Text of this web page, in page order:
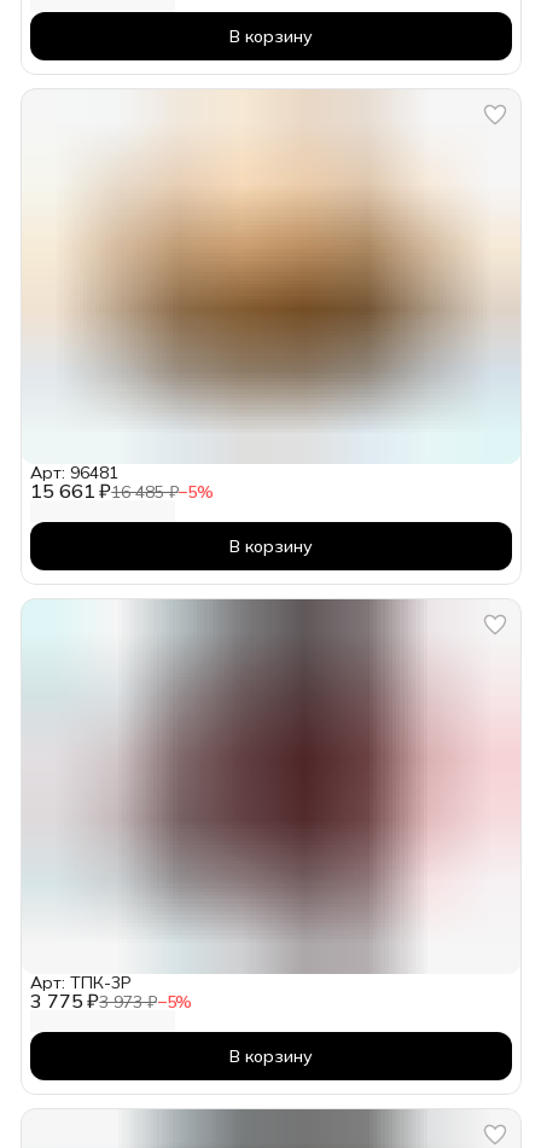
В корзину
15 661 ₽16 485 ₽−5%
Арт: 96481
В корзину
3 775 ₽3 973 ₽−5%
Арт: ТПК-3Р
В корзину